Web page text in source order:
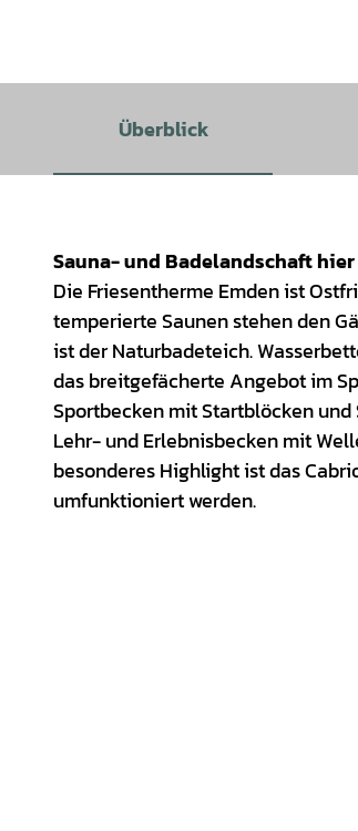
Überblick
Sauna- und Badelandschaft
Die Friesentherme Emden ist
temperierte Saunen stehen den
ist der Naturbadeteich.
das breitgefächerte Angebot im
Sportbecken mit Startblöcken
Lehr- und Erlebnisbecken mit
besonderes Highlight ist das
umfunktioniert werden.